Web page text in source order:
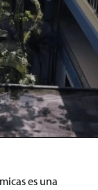
es una